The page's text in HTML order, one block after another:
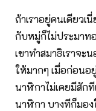
ถ้าเราอยู่คนเดียว
กับหมู่ก็ไม่ประมาทอ
เขาทำสมาธิเราจ
ให้มากๆ เมื่อก่อน
นาฬิกาไม่เคยมีสักที
นาฬิกา บางทีก็มอง